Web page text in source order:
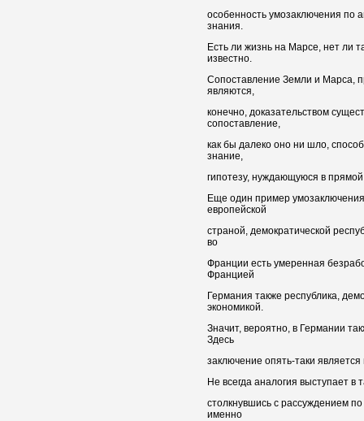
особенность умозаключения по
знания.
Есть ли жизнь на Марсе, нет ли
известно.
Сопоставление Земли и Марса,
являются,
конечно, доказательством
сопоставление,
как бы далеко оно ни шло,
знание,
гипотезу, нуждающуюся в
Еще один пример
европейской
страной, демократической
во
Франции есть умеренная
Францией
Германия также республика,
экономикой.
Значит, вероятно, в Германии
Здесь
заключение опять-таки
Не всегда аналогия выступает
столкнувшись с рассуждением
именно